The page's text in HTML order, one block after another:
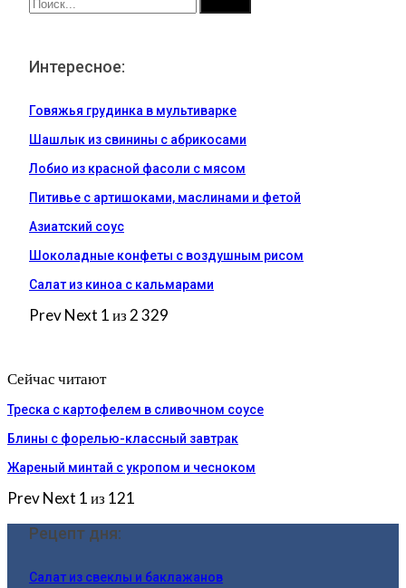
Интересное:
Говяжья грудинка в мультиварке
Шашлык из свинины с абрикосами
Лобио из красной фасоли с мясом
Питивье с артишоками, маслинами и фетой
Азиатский соус
Шоколадные конфеты с воздушным рисом
Салат из киноа с кальмарами
PrevNext 1 из 2 329
Сейчас читают
Треска с картофелем в сливочном соусе
Блины с форелью-классный завтрак
Жареный минтай с укропом и чесноком
PrevNext 1 из 121
Рецепт дня:
Салат из свеклы и баклажанов